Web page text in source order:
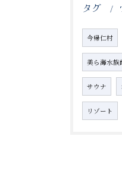
タグ
今帰仁村
美ら海水族
サウナ
リゾート